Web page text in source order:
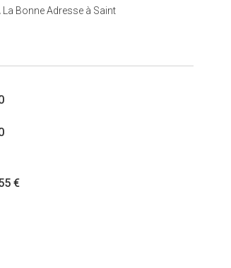
La Bonne Adresse à Saint
€